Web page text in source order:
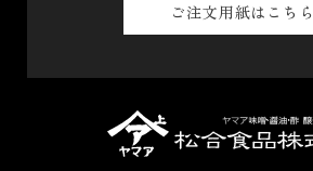
ご注文用紙はこちら